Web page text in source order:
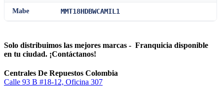
Mabe MMT18HDBWCAMIL1
Solo distribuimos las mejores marcas - Franquicia disponible
en tu ciudad. ¡Contáctanos!
Centrales De Repuestos Colombia
Calle 93 B #18-12, Oficina 307